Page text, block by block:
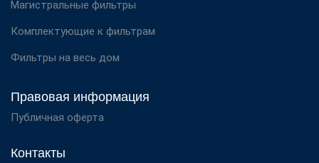
Магистральные фильтры
Комплектующие к фильтрам
Фильтры на весь дом
Правовая информация
Публичная оферта
Контакты